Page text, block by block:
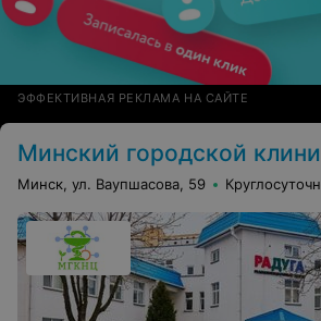
ЭФФЕКТИВНАЯ РЕКЛАМА НА САЙТЕ
Минский городской клинический
Минск, ул. Ваупшасова, 59